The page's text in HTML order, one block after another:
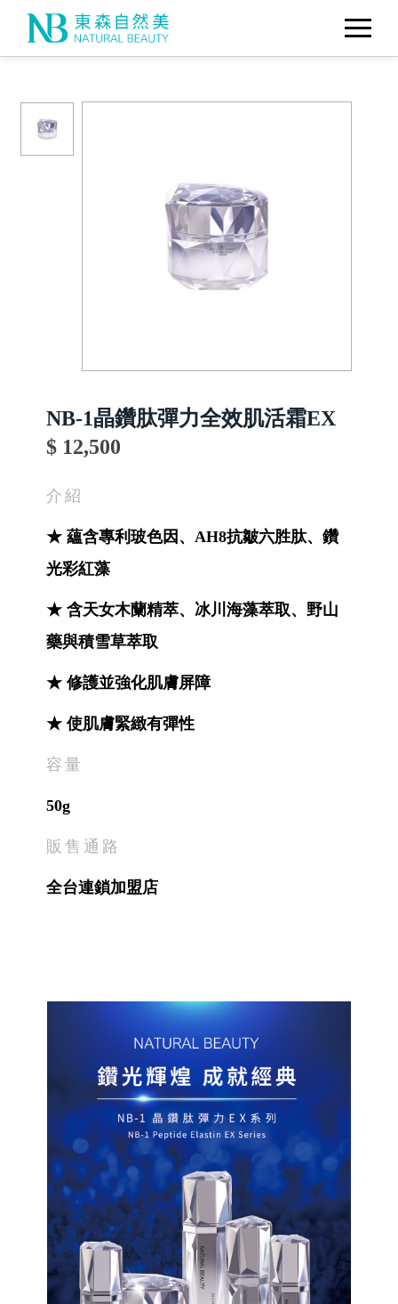
NB-1晶鑽肽彈力全效肌活霜EX
$ 12,500
介紹
★ 蘊含專利玻色因、AH8抗皺六胜肽、鑽
光彩紅藻
★ 含天女木蘭精萃、冰川海藻萃取、野山
藥與積雪草萃取
★ 修護並強化肌膚屏障
★ 使肌膚緊緻有彈性
容量
50g
販售通路
全台連鎖加盟店